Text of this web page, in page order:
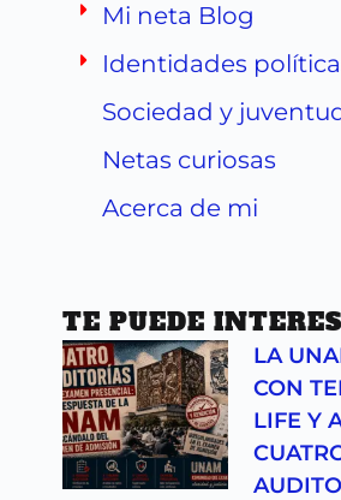
Mi neta Blog
Identidades
Sociedad y
Netas curiosas
Acerca de mi
TE PUEDE
LA
CON
LIFE Y